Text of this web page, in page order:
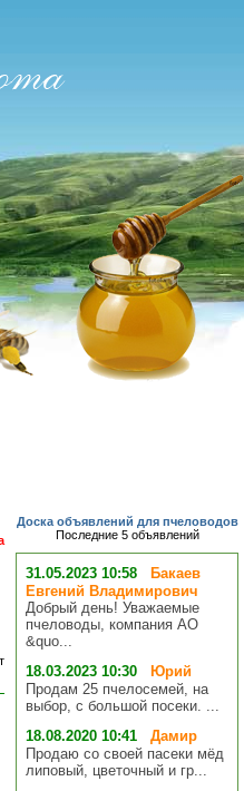
Доска объявлений для пчеловодов
Последние 5 объявлений
31.05.2023 10:58
Бакаев
Евгений Владимирович
Добрый день! Уважаемые
пчеловоды, компания АО
&quo...
18.03.2023 10:30
Юрий
Продам 25 пчелосемей, на
выбор, с большой посеки. ...
18.08.2020 10:41
Дамир
Продаю со своей пасеки мёд
липовый, цветочный и гр...